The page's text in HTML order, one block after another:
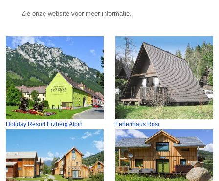
Zie onze website voor meer informatie.
Holiday Resort Erzberg Alpin Ferienhaus Rosi